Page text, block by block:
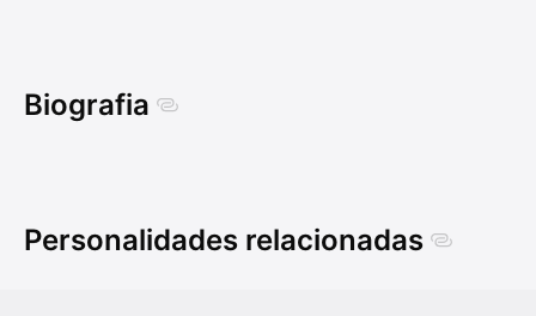
Biografia
Personalidades relacionadas